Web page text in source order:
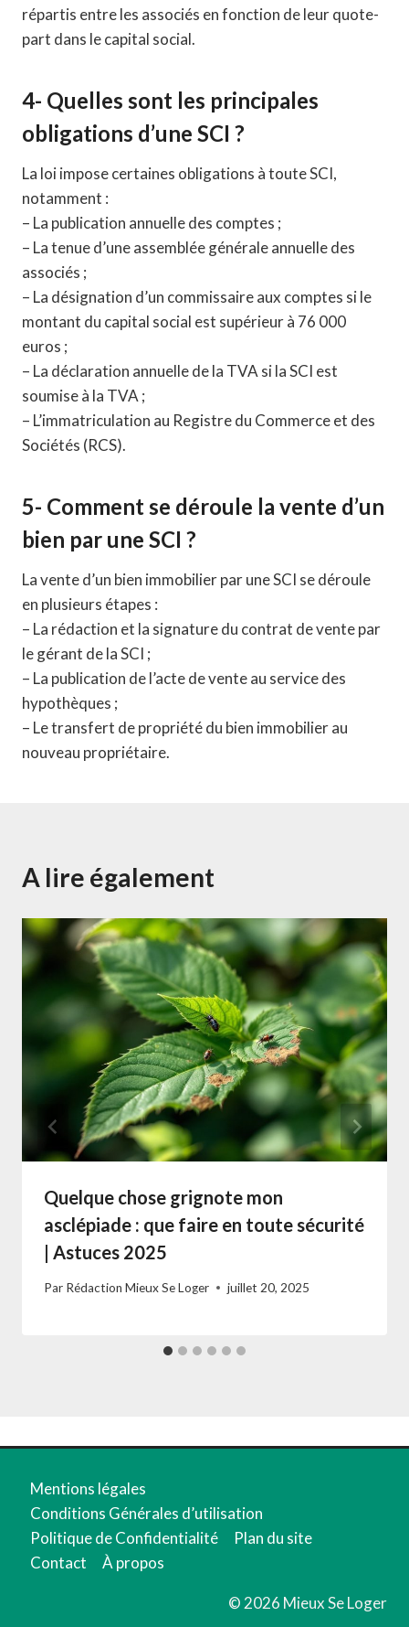
répartis entre les associés en fonction de leur quote-
part dans le capital social.
4- Quelles sont les principales
obligations d’une SCI ?
La loi impose certaines obligations à toute SCI,
notamment :
– La publication annuelle des comptes ;
– La tenue d’une assemblée générale annuelle des
associés ;
– La désignation d’un commissaire aux comptes si le
montant du capital social est supérieur à 76 000
euros ;
– La déclaration annuelle de la TVA si la SCI est
soumise à la TVA ;
– L’immatriculation au Registre du Commerce et des
Sociétés (RCS).
5- Comment se déroule la vente d’un
bien par une SCI ?
La vente d’un bien immobilier par une SCI se déroule
en plusieurs étapes :
– La rédaction et la signature du contrat de vente par
le gérant de la SCI ;
– La publication de l’acte de vente au service des
hypothèques ;
– Le transfert de propriété du bien immobilier au
nouveau propriétaire.
A lire également
Quelque chose grignote mon
asclépiade : que faire en toute sécurité
| Astuces 2025
Par Rédaction Mieux Se Loger juillet 20, 2025
Mentions légales
Conditions Générales d’utilisation
Politique de Confidentialité
Plan du site
Contact
À propos
© 2026 Mieux Se Loger